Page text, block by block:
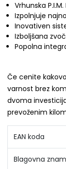
Vrhunska
Izpolnjuje
Inovativen
Izboljšana
Popolna
Če cenite
varnost brez
dvoma
prevoženim
EAN koda
Blagovna